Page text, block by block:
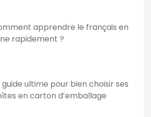
apprendre le français en
rapidement ?
guide ultime pour bien choisir ses
en carton d’emballage